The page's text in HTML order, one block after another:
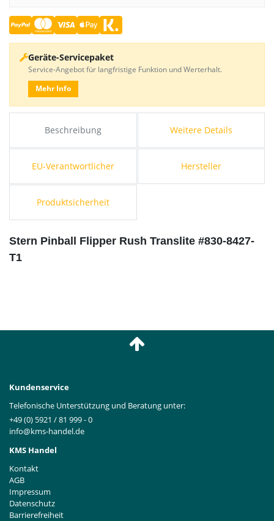
Beschreibung Weitere Details
EU-Verantwortlicher Hersteller
Produktsicherheit
Stern Pinball Flipper Rush Translite #830-8427-
T1
Geräte-Servicepaket
Service-Angebot für langfristige Funktion und Werterhalt.
Mehr Info
Kundenservice
Telefonische Unterstützung und Beratung unter:
+49 (0) 5921 / 81 999 - 0
info@kms-handel.de
KMS Handel
Kontakt
AGB
Impressum
Datenschutz
Barrierefreiheit